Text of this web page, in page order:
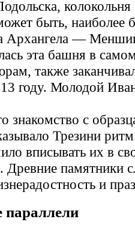
колокольня
быть, наиболее
Архангела —
эта башня в
также
году. Молодой
знакомство с
Трезини
вписывать их в
Древние памятники
и
параллели